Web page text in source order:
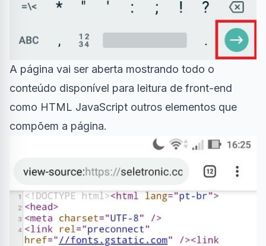
A página vai ser aberta mostrando todo o
conteúdo disponível para leitura de front-end
como HTML JavaScript outros elementos que
compõem a página.